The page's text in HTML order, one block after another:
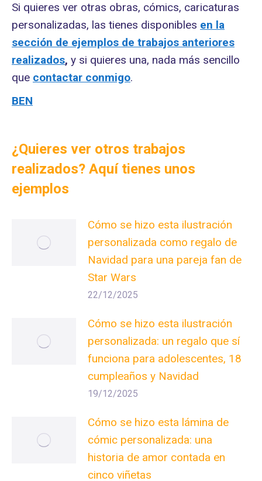
Si quieres ver otras obras, cómics, caricaturas
personalizadas, las tienes disponibles en la
sección de ejemplos de trabajos anteriores
realizados, y si quieres una, nada más sencillo
que contactar conmigo.
BEN
¿Quieres ver otros trabajos
realizados? Aquí tienes unos
ejemplos
Cómo se hizo esta ilustración
personalizada como regalo de
Navidad para una pareja fan de
Star Wars
22/12/2025
Cómo se hizo esta ilustración
personalizada: un regalo que sí
funciona para adolescentes, 18
cumpleaños y Navidad
19/12/2025
Cómo se hizo esta lámina de
cómic personalizada: una
historia de amor contada en
cinco viñetas